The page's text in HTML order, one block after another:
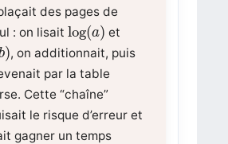
des pages de
: on lisait log(a)
log( a) et
)
b, on additionnait, puis
par la table
Cette “chaîne”
le risque d’erreur et
gagner un temps